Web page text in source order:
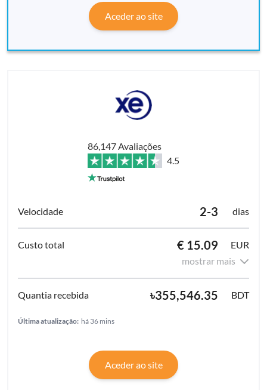
Aceder ao site
86,147 Avaliações
4.5
2-3 dias
€ 15.09
EUR
mostrar mais
৳355,546.35 BDT
Última atualização: há 36 mins
Aceder ao site